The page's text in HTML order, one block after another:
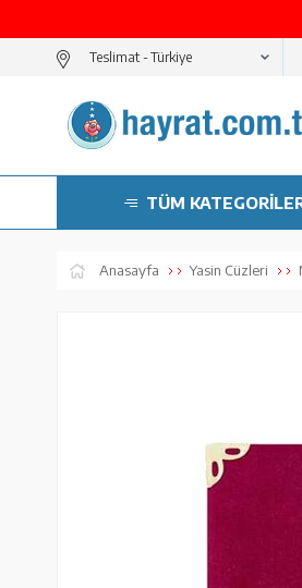
Teslimat -
TÜM
Anasayfa Yasin Cüzleri